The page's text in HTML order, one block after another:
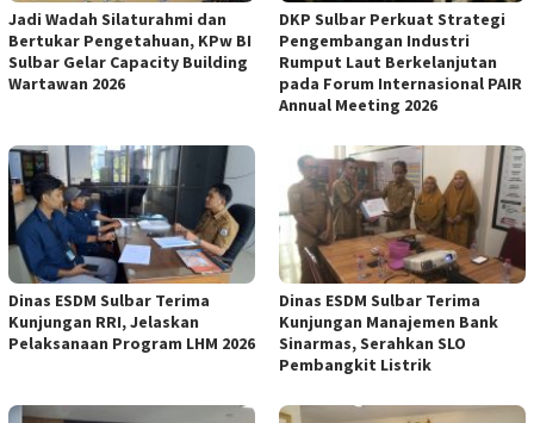
Jadi Wadah Silaturahmi dan
Bertukar Pengetahuan, KPw BI
Sulbar Gelar Capacity Building
Wartawan 2026
DKP Sulbar Perkuat Strategi
Pengembangan Industri
Rumput Laut Berkelanjutan
pada Forum Internasional PAIR
Annual Meeting 2026
Dinas ESDM Sulbar Terima
Kunjungan RRI, Jelaskan
Pelaksanaan Program LHM 2026
Dinas ESDM Sulbar Terima
Kunjungan Manajemen Bank
Sinarmas, Serahkan SLO
Pembangkit Listrik